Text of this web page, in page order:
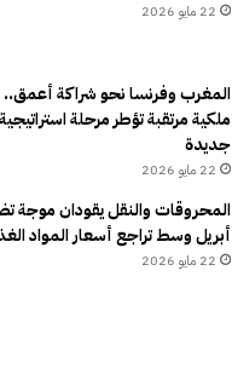
22 مايو 2026
المغرب وفرنسا نحو شراكة أعمق..
ملكية مرتقبة تؤطر مرحلة استراتيجية
جديدة
22 مايو 2026
المحروقات والنقل يقودان موجة
أبريل وسط تراجع أسعار المواد
22 مايو 2026